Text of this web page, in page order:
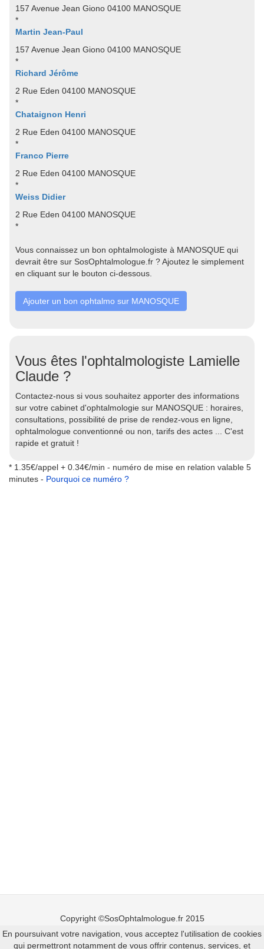
157 Avenue Jean Giono 04100 MANOSQUE
*
Martin Jean-Paul
157 Avenue Jean Giono 04100 MANOSQUE
*
Richard Jérôme
2 Rue Eden 04100 MANOSQUE
*
Chataignon Henri
2 Rue Eden 04100 MANOSQUE
*
Franco Pierre
2 Rue Eden 04100 MANOSQUE
*
Weiss Didier
2 Rue Eden 04100 MANOSQUE
*
Vous connaissez un bon ophtalmologiste à MANOSQUE qui
devrait être sur SosOphtalmologue.fr ? Ajoutez le simplement
en cliquant sur le bouton ci-dessous.
Ajouter un bon ophtalmo sur MANOSQUE
Vous êtes l'ophtalmologiste Lamielle
Claude ?
Contactez-nous si vous souhaitez apporter des informations
sur votre cabinet d'ophtalmologie sur MANOSQUE : horaires,
consultations, possibilité de prise de rendez-vous en ligne,
ophtalmologue conventionné ou non, tarifs des actes ... C'est
rapide et gratuit !
* 1.35€/appel + 0.34€/min - numéro de mise en relation valable 5
minutes - Pourquoi ce numéro ?
Copyright ©SosOphtalmologue.fr 2015
Mentions légales - Ajouter un ophtalmologue
En poursuivant votre navigation, vous acceptez l'utilisation de cookies
qui permettront notamment de vous offrir contenus, services, et